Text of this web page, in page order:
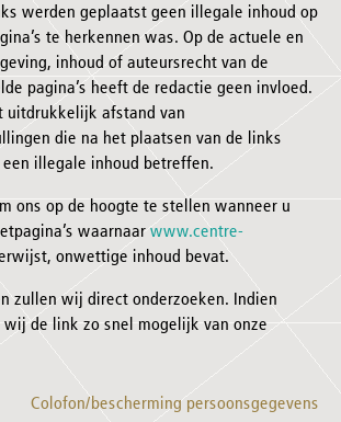
werden geplaatst geen illegale inhoud op
te herkennen was. Op de actuele en
inhoud of auteursrecht van de
pagina’s heeft de redactie geen invloed.
uitdrukkelijk afstand van
die na het plaatsen van de links
illegale inhoud betreffen.
ons op de hoogte te stellen wanneer u
waarnaar www.centre-
onwettige inhoud bevat.
zullen wij direct onderzoeken. Indien
de link zo snel mogelijk van onze
Colofon/bescherming persoonsgegevens